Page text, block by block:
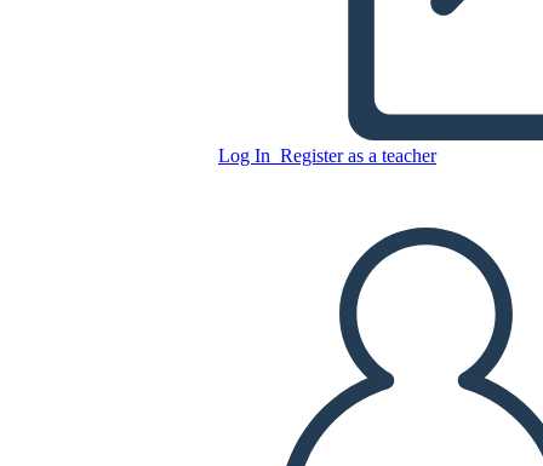
Log In Register as a teacher
Untitled Storyboard
CREATE A STORYBOARD
PLAY SLIDESHOW
READ TO ME